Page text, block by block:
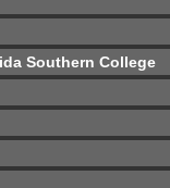
Southern College